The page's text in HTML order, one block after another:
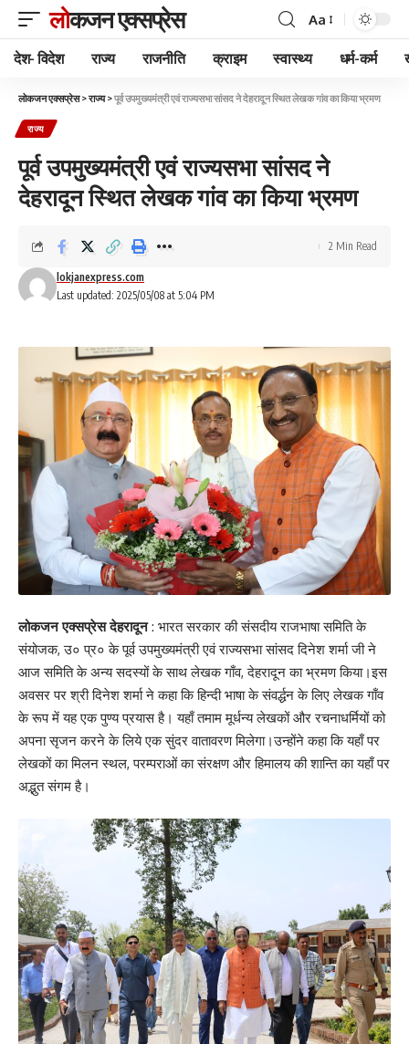
लोकजन एक्सप्रेस Aa
देश- विदेश राज्य राजनीति क्राइम स्वास्थ्य धर्म-कर्म
लोकजन एक्सप्रेस>राज्य>पूर्व उपमुख्यमंत्री एवं राज्यसभा सांसद ने देहरादून स्थित लेखक गांव का किया भ्रमण
राज्य
पूर्व उपमुख्यमंत्री एवं राज्यसभा सांसद ने
देहरादून स्थित लेखक गांव का किया भ्रमण
Last updated: 2025/05/08 at 5:04 PM
lokjanexpress.com
2 Min Read
लोकजन एक्सप्रेस देहरादून: भारत सरकार की संसदीय राजभाषा समिति के
संयोजक, उ० प्र० के पूर्व उपमुख्यमंत्री एवं राज्यसभा सांसद दिनेश शर्मा जी ने
आज समिति के अन्य सदस्यों के साथ लेखक गाँव, देहरादून का भ्रमण किया।इस
अवसर पर श्री दिनेश शर्मा ने कहा कि हिन्दी भाषा के संवर्द्धन के लिए लेखक गाँव
के रूप में यह एक पुण्य प्रयास है। यहाँ तमाम मूर्धन्य लेखकों और रचनाधर्मियों को
अपना सृजन करने के लिये एक सुंदर वातावरण मिलेगा।उन्होंने कहा कि यहाँ पर
लेखकों का मिलन स्थल, परम्पराओं का संरक्षण और हिमालय की शान्ति का यहाँ पर
अद्भुत संगम है।